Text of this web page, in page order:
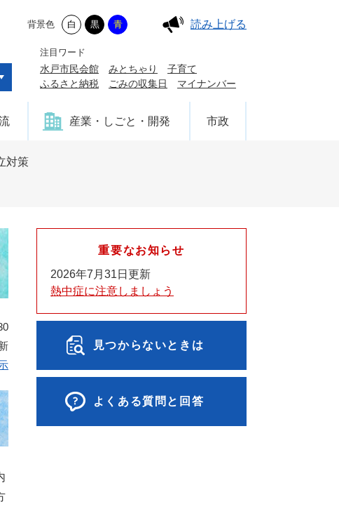
背景色 白 黒 青 読み上げる
注目ワード
水戸市民会館 みとちゃり
子育て
ふるさと納税
ごみの収集日 マイナンバー
産業・しごと・開発 市政
対策
重要なお知らせ
2026年7月31日更新
熱中症に注意しましょう
見つからないときは
よくある質問と回答